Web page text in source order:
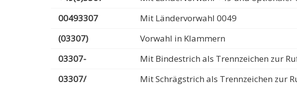
00493307
Mit Ländervorwahl 0049
(03307)
Vorwahl in Klammern
03307-
Mit Bindestrich als Trennzeichen zur
03307/
Mit Schrägstrich als Trennzeichen zur